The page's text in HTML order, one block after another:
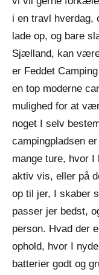
i en travl hverdag,
lade op, og bare
Sjælland, kan
er Feddet
en top moderne
mulighed for at
noget I selv
campingpladsen
mange ture, hvor I
aktiv vis, eller på
op til jer, I skaber
passer jer bedst,
person. Hvad der
ophold, hvor I
batterier godt og